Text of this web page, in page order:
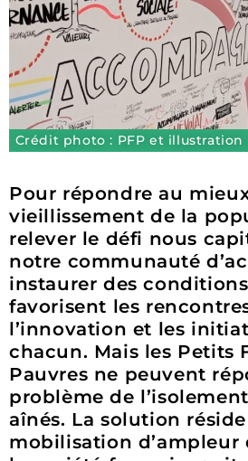
Crédit photo : PFP et
Pour répondre au
vieillissement de la
relever le défi nous
notre communauté
instaurer des
favorisent les
l’innovation et les
chacun. Mais les Petits
Pauvres ne peuvent
problème de
aînés. La solution
mobilisation d’ampleur